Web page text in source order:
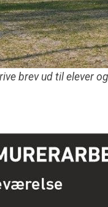
brev ud til elever